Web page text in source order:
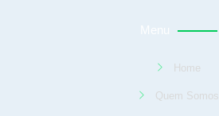
Menu
Home
Quem Somos